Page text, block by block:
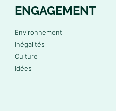
ENGAGEMENT
Environnement
Inégalités
Culture
Idées